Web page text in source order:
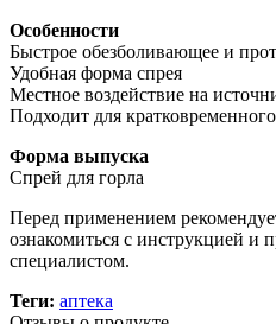
Особенности
Быстрое обезболивающее и
Удобная форма спрея
Местное воздействие на
Подходит для
Форма выпуска
Спрей для горла
Перед применением
ознакомиться с инструкцией и
специалистом.
Теги: аптека